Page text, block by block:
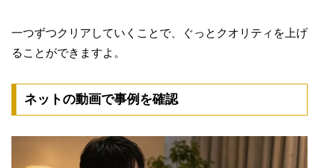
一つずつクリアしていくことで、ぐっとクオリティを上げ
ることができますよ。
ネットの動画で事例を確認